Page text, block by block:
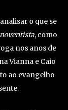
o que se
noventista, como
nos anos de
Vianna e Caio
ao evangelho